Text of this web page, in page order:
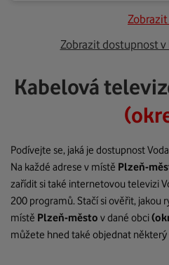
Zobrazit
Zobrazit dostupnost v
Kabelová
Podívejte se, jaká je dostupnost
Na každé adrese v místě Plzeň-
zařídit si také internetovou televizi
200 programů. Stačí si ověřit,
místě Plzeň-město v dané obci
můžete hned také objednat některý